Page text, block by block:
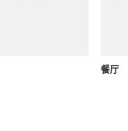
餐厅